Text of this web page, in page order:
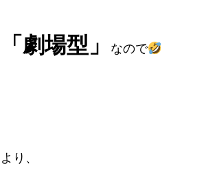
「劇場型」 なので
より、